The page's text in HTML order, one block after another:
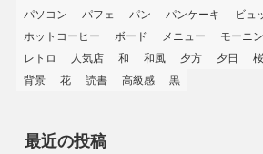
パソコン
パフェ パン パンケーキ ビュ
ホットコーヒー
ボード メニュー モーニ
レトロ
人気店 和 和風 夕方 夕日 桜
背景
花 読書 高級感 黒
最近の投稿